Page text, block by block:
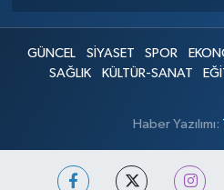
GÜNCEL SİYASET SPOR
SAĞLIK
KÜLTÜR-SANAT
Haber Yazılımı: